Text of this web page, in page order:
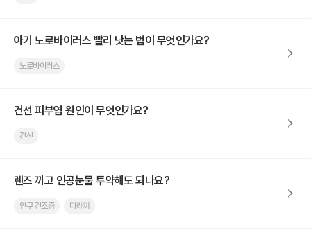
아기 노로바이러스 빨리 낫는 법이 무엇인가요?
노로바이러스
건선 피부염 원인이 무엇인가요?
건선
렌즈 끼고 인공눈물 투약해도 되나요?
안구 건조증 다래끼